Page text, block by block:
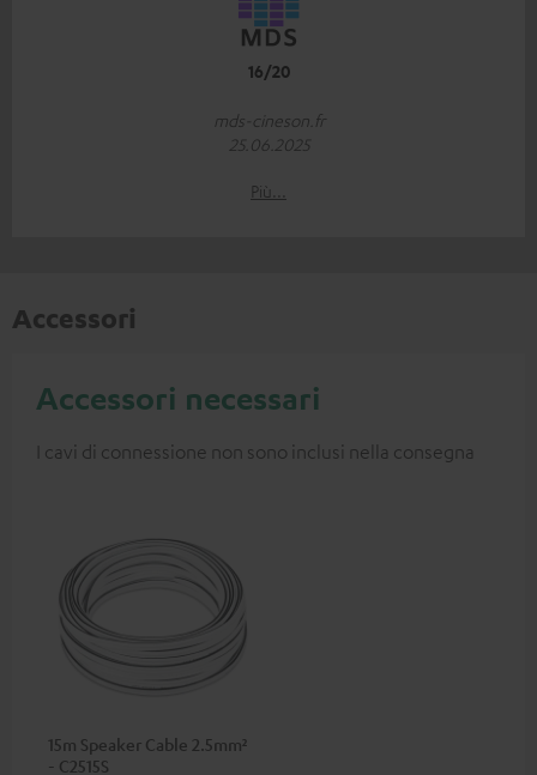
16/20
mds-cineson.fr
25.06.2025
Più...
Accessori
Accessori necessari
I cavi di connessione non sono inclusi nella consegna
15m Speaker Cable 2.5mm²
- C2515S